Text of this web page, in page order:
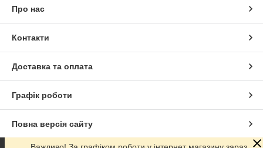
Про нас
Контакти
Доставка та оплата
Графік роботи
Повна версія сайту